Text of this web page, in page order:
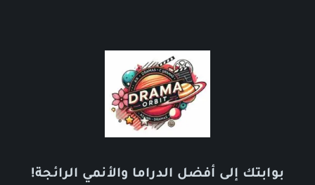
بوابتك إلى أفضل الدراما والأنمي الرائجة!